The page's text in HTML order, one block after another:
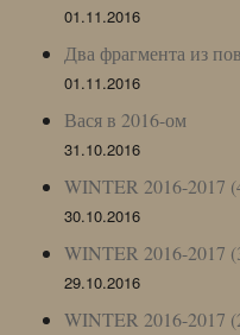
01.11.2016
Два фрагмента из
01.11.2016
Вася в 2016-ом
31.10.2016
WINTER 2016-2017
30.10.2016
WINTER 2016-2017
29.10.2016
WINTER 2016-2017